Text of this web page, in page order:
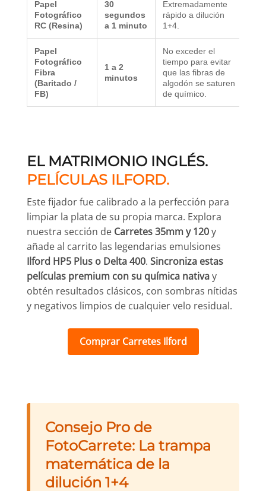
Papel
Fotográfico
RC (Resina)
30
segundos
a 1 minuto
Extremadamente
rápido a dilución
1+4.
Papel
Fotográfico
Fibra
(Baritado /
FB)
1 a 2
minutos
No exceder el
tiempo para evitar
que las fibras de
algodón se saturen
de químico.
EL MATRIMONIO INGLÉS.
PELÍCULAS ILFORD.
Este fijador fue calibrado a la perfección para
limpiar la plata de su propia marca. Explora
nuestra sección de Carretes 35mm y 120y
añade al carrito las legendarias emulsiones
Ilford HP5 Plus o Delta 400. Sincroniza estas
películas premium con su química nativay
obtén resultados clásicos, con sombras nítidas
y negativos limpios de cualquier velo residual.
Comprar Carretes Ilford
Consejo Pro de
FotoCarrete: La trampa
matemática de la
dilución 1+4